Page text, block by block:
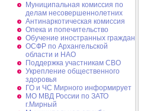
Муниципальная комиссия по
делам несовершеннолетних
Антинаркотическая комиссия
Опека и попечительство
Обучение иностранных граждан
ОСФР по Архангельской
области и НАО
Поддержка участникам СВО
Укрепление общественного
здоровья
ГО и ЧС Мирного информирует
МО МВД России по ЗАТО
г.Мирный